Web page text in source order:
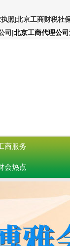
照 |北京工商财税社
司 |北京工商代理公
商服务
会热点